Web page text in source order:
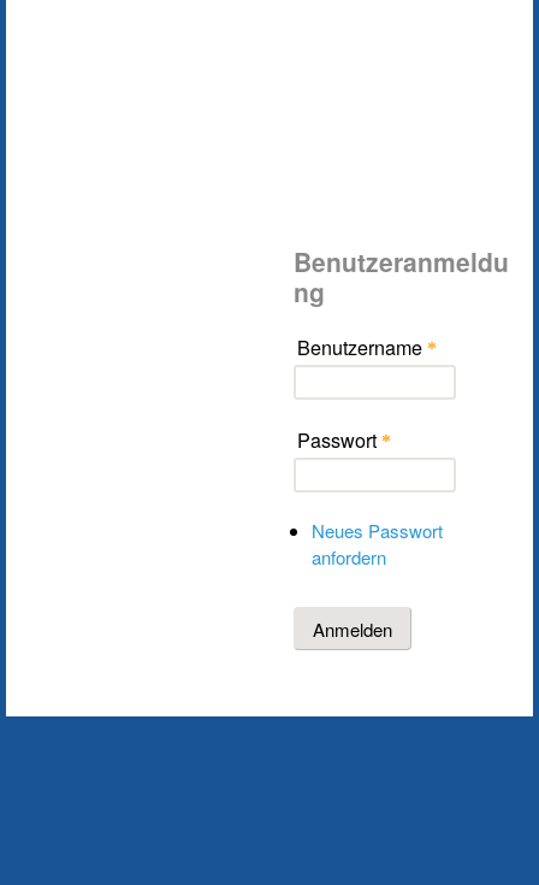
Benutzeranmeldu
ng
Benutzername *
Passwort *
Neues Passwort
anfordern